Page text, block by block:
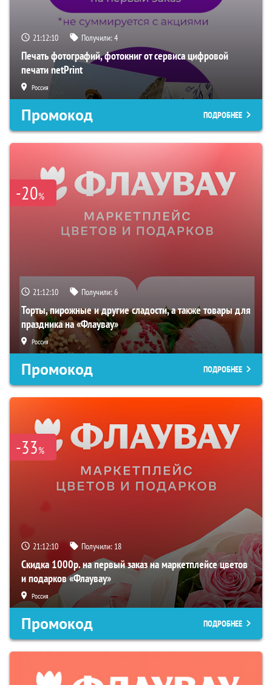
21:12:09 Получили:4
Печать фотографий, фотокниг от сервиса цифровой
печати netPrint
Россия
Промокод ПОДРОБНЕЕ
-20%
21:12:09 Получили:6
Торты, пирожные и другие сладости, а также товары для
праздника на «Флаувау»
Россия
Промокод ПОДРОБНЕЕ
-33%
21:12:09 Получили: 18
Скидка 1000р. на первый заказ на маркетплейсе цветов
и подарков «Флаувау»
Россия
Промокод ПОДРОБНЕЕ